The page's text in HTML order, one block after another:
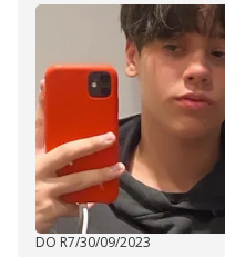
DO R7/30/09/2023